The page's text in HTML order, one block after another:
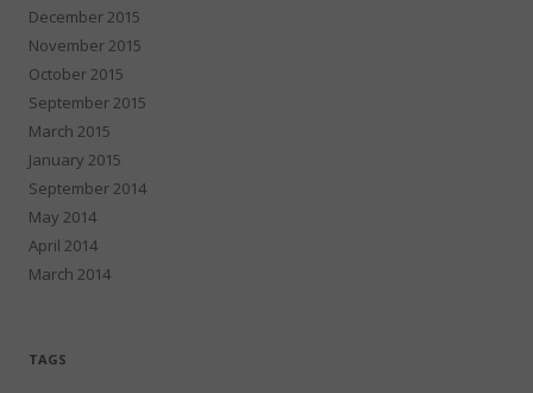
December 2015
November 2015
October 2015
September 2015
March 2015
January 2015
September 2014
May 2014
April 2014
March 2014
TAGS